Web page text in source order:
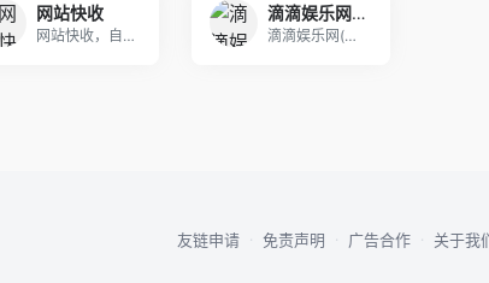
网站快收
网站快收，自助，秒收录
滴滴娱乐网-QQ活动-资源分享-源码基地-项目分享-安卓绿色软件基地
滴滴娱乐网(www.ddrjk.cn)每天更新致
友链申请 · 免责声明 · 广告合作 · 关于我